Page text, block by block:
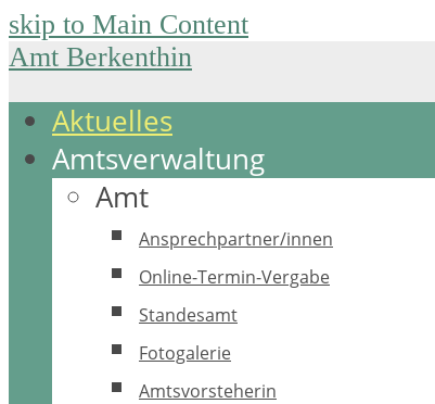
skip to Main Content
Amt Berkenthin
Aktuelles
Amtsverwaltung
Amt
Ansprechpartner/innen
Online-Termin-Vergabe
Standesamt
Fotogalerie
Amtsvorsteherin